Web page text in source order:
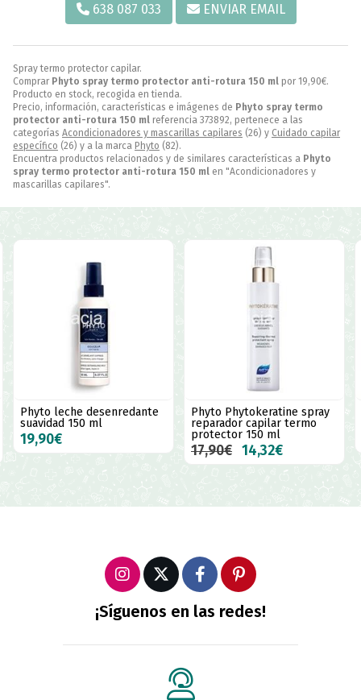
Spray termo protector capilar.
Comprar Phyto spray termo protector anti-rotura 150 ml por 19,90€.
Producto en stock, recogida en tienda.
Precio, información, características e imágenes de Phyto spray termo
protector anti-rotura 150 ml referencia 373892, pertenece a las
categorías Acondicionadores y mascarillas capilares (26) y Cuidado capilar
específico (26) y a la marca Phyto (82).
Encuentra productos relacionados y de similares características a Phyto
spray termo protector anti-rotura 150 ml en "Acondicionadores y
mascarillas capilares".
638 087 033 ENVIAR EMAIL
Phyto leche desenredante
suavidad 150 ml
19,90€
Phyto Phytokeratine spray
reparador capilar termo
protector 150 ml
17,90€ 14,32€
¡Síguenos en las redes!